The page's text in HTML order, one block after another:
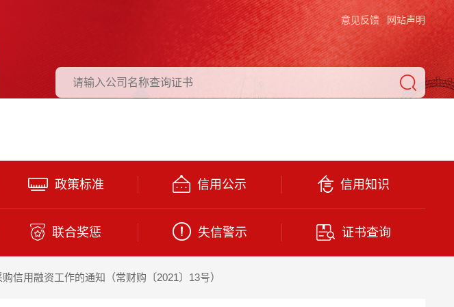
网站声明
意见反馈
政策标准 信用公示 信用知识
联合奖惩 失信警示 证书查询
信用融资工作的通知（常财购〔2021〕13号）